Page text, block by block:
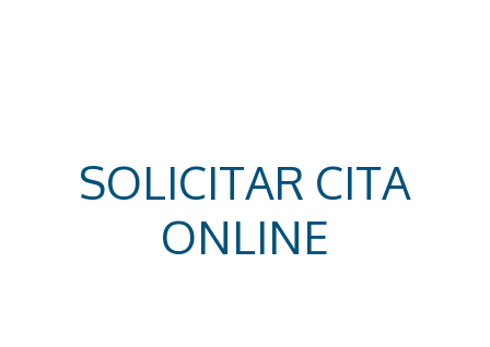
SOLICITAR CITA
ONLINE